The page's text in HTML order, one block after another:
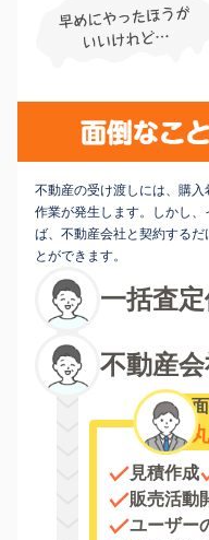
不動産の受け渡しには、購
作業が発生します。しかし
ば、不動産会社と契約する
とができます。
一括査
不動産
見積作成
販売活動
ユーザー